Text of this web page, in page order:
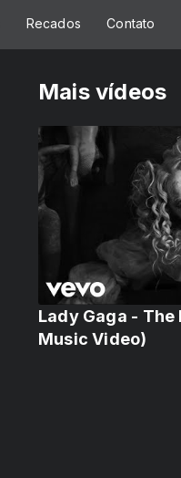
Recados Contato
Mais vídeos
Lady Gaga -
Music Video)